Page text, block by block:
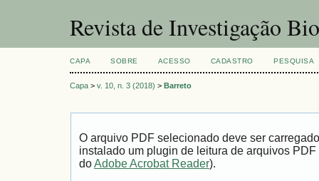
Revista de Investigação
CAPA SOBRE ACESSO CADASTRO PESQUISA
Capa > v. 10, n. 3 (2018) > Barreto
O arquivo PDF selecionado deve ser
instalado um plugin de leitura de arquivos
doAdobe Acrobat Reader).